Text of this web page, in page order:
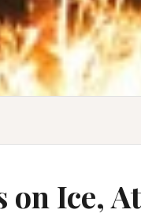
on Ice,